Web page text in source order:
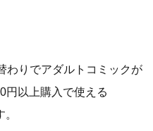
わりでアダルトコミックが
円以上購入で使える